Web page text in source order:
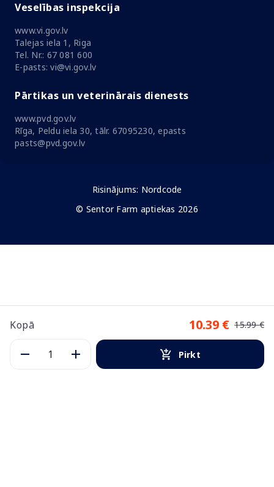
Kopā 10.39 € 15.99 €
Pirkt
Veselības inspekcija
www.vi.gov.lv
Talejas iela 1, Riga
Tel. Nr.: 67 081 600
E-pasts: vi@vi.gov.lv
Pārtikas un veterinārais dienests
www.pvd.gov.lv
Rīga, Peldu iela 30, tālr. 67095230, epasts
pasts@pvd.gov.lv
Risinājums: Nordcode
© Sentor Farm aptiekas 2026